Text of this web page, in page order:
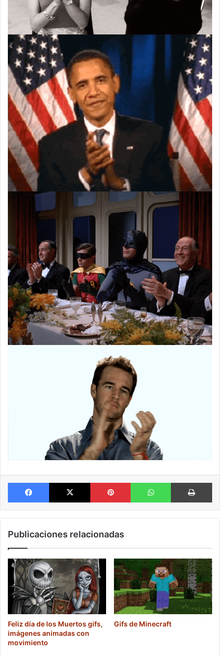
Facebook X Pinterest WhatsApp
Publicaciones relacionadas
Feliz día de los Muertos gifs,
imágenes animadas con
movimiento
Gifs de Minecraft